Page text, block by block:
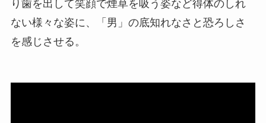
り歯を出して笑顔で煙草を吸う姿など得体のしれ
ない様々な姿に、「男」の底知れなさと恐ろしさ
を感じさせる。